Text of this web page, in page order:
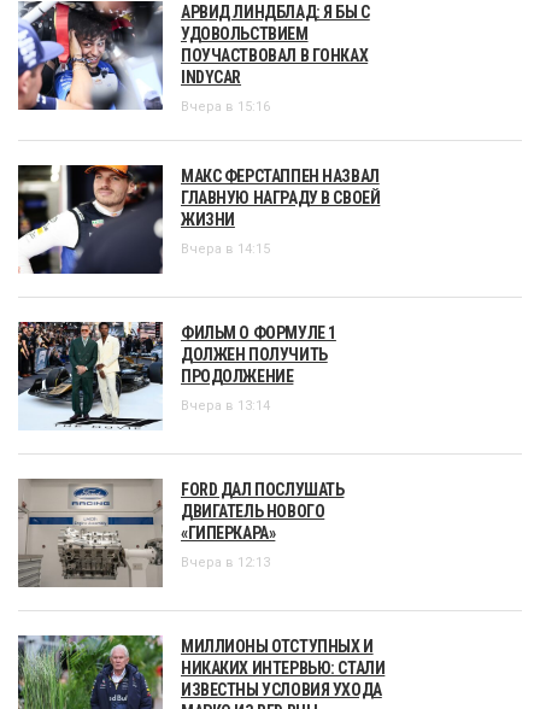
АРВИД ЛИНДБЛАД: Я БЫ С
УДОВОЛЬСТВИЕМ
ПОУЧАСТВОВАЛ В ГОНКАХ
INDYCAR
Вчера в 15:16
МАКС ФЕРСТАППЕН НАЗВАЛ
ГЛАВНУЮ НАГРАДУ В СВОЕЙ
ЖИЗНИ
Вчера в 14:15
ФИЛЬМ О ФОРМУЛЕ 1
ДОЛЖЕН ПОЛУЧИТЬ
ПРОДОЛЖЕНИЕ
Вчера в 13:14
FORD ДАЛ ПОСЛУШАТЬ
ДВИГАТЕЛЬ НОВОГО
«ГИПЕРКАРА»
Вчера в 12:13
МИЛЛИОНЫ ОТСТУПНЫХ И
НИКАКИХ ИНТЕРВЬЮ: СТАЛИ
ИЗВЕСТНЫ УСЛОВИЯ УХОДА